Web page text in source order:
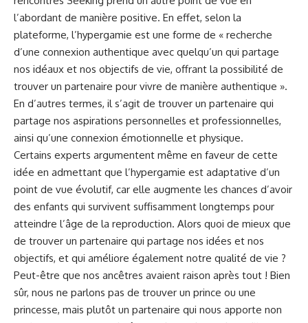
l’abordant de manière positive. En effet, selon ‌la
plateforme, l’hypergamie est une forme de « recherche
d’une connexion authentique avec quelqu’un qui partage
nos idéaux ⁣et nos objectifs de vie, offrant la possibilité de‌
trouver un partenaire pour ⁢vivre de manière authentique ».
En d’autres termes, il s’agit de trouver un partenaire qui
partage nos aspirations​ personnelles et professionnelles,
ainsi qu’une connexion émotionnelle et‍ physique.
Certains experts argumentent même⁢ en faveur de cette
idée en admettant que l’hypergamie est adaptative d’un
‌point de⁣ vue évolutif, car elle augmente ⁢les chances d’avoir
des enfants ‍qui survivent suffisamment longtemps pour
atteindre‌ l’âge de la reproduction. Alors​ quoi de mieux que
de trouver un partenaire qui partage nos idées et nos
objectifs, et qui⁢ améliore ⁤également notre qualité‌ de vie ?
Peut-être que nos ancêtres avaient raison après tout ! Bien
sûr, nous ne parlons pas de trouver un prince ou une
princesse, mais plutôt un partenaire qui ⁢nous apporte non